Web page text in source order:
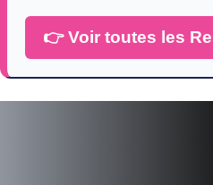
👉 Voir toutes les